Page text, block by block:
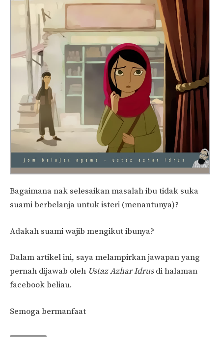
Bagaimana nak selesaikan masalah ibu tidak suka
suami berbelanja untuk isteri (menantunya)?
Adakah suami wajib mengikut ibunya?
Dalam artikel ini, saya melampirkan jawapan yang
pernah dijawab oleh Ustaz Azhar Idrusdi halaman
facebook beliau.
Semoga bermanfaat